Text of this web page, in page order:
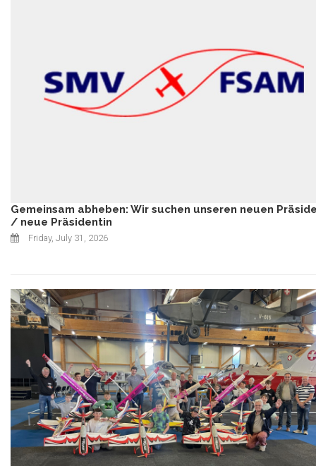
Gemeinsam abheben: Wir suchen unseren neuen
/ neue Präsidentin
Friday, July 31, 2026